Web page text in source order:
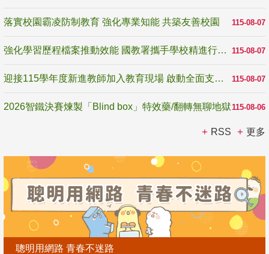
115-08-07
落實校園霸凌防制教育 強化專業知能 共築友善校園
115-08-07
強化學習歷程檔案推動效能 國教署攜手學校精進行政與教學支持
115-08-07
迎接115學年度新進教師加入教育現場 啟動全面支持陪伴
115-08-06
2026智鐵決賽煉製「Blind box」特效藥/翻轉無聊地獄
RSS 更多
聰明用網路 青春不迷路